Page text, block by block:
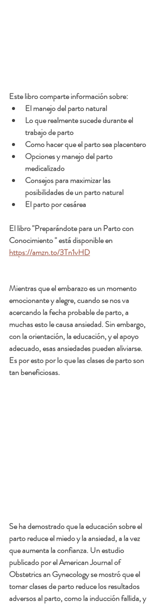
Este libro comparte información sobre:
El manejo del parto natural
Lo que realmente sucede durante el
trabajo de parto
Como hacer que el parto sea placentero
Opciones y manejo del parto
medicalizado
Consejos para maximizar las
posibilidades de un parto natural
El parto por cesárea
El libro "Preparándote para un Parto con
Conocimiento " está disponible en
https://amzn.to/3Tn1vHD
Mientras que el embarazo es un momento
emocionante y alegre, cuando se nos va
acercando la fecha probable de parto, a
muchas esto le causa ansiedad. Sin embargo,
con la orientación, la educación, y el apoyo
adecuado, esas ansiedades pueden aliviarse.
Es por esto por lo que las clases de parto son
tan beneficiosas.
Se ha demostrado que la educación sobre el
parto reduce el miedo y la ansiedad, a la vez
que aumenta la confianza. Un estudio
publicado por el American Journal of
Obstetrics an Gynecology se mostró que el
tomar clases de parto reduce los resultados
adversos al parto, como la inducción fallida, y